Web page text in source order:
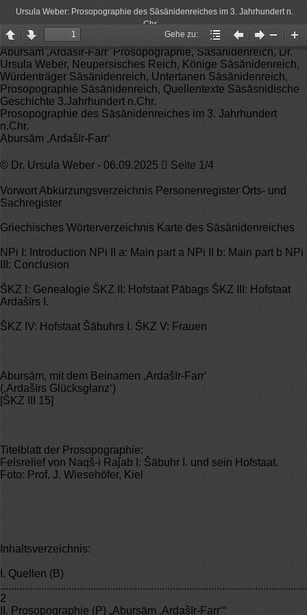
Ursula Weber: Prosopographie des Sāsānidenreiches im 3. Jahrhundert n.
Chr.
Page
up
Page
down
Zoom
Out
Gehe zu:
Gehe
zu:
Vorheriger
Artikel
Nächster
Artikel
Abursām ‚Ardašīr-Farr‘ Prosopographie, Sāsānidenreich, Dr.
Ursula Weber, Neupersisches Reich, Könige Sāsānidenreich,
Würdenträger Sāsānidenreich, Untertanen Sāsānidenreich,
Prosopographie Sāsānidenreich, Quellentexte Sāsāsnidische
Geschichte 3.Jahrhundert n.Chr.
Prosopographie des Sāsānidenreiches im 3. Jahrhundert
n.Chr.
Abursām ‚Ardašīr-Farr‘
© Dr. Ursula Weber - 06.09.2025  Seite 1/4
Vorwort Abkürzungsverzeichnis Personenregister Orts- und
Sachregister
Griechisches Wörterverzeichnis Karte des Sāsānidenreiches
NPi I: Introduction NPi II a: Main part a NPi II b: Main part b NPi
III: Conclusion
ŠKZ I: Genealogie ŠKZ II: Hofstaat Pābags ŠKZ III: Hofstaat
Ardašīrs I.
ŠKZ IV: Hofstaat Šābuhrs I. ŠKZ V: Frauen
Abursām, mit dem Beinamen ‚Ardašīr-Farr‘
(‚Ardašīrs Glücksglanz‘)
[ŠKZ III 15]
Titelblatt der Prosopographie:
Felsrelief von Naqš-i Raǰab I: Šābuhr I. und sein Hofstaat.
Foto: Prof. J. Wiesehöfer, Kiel
Inhaltsverzeichnis:
I. Quellen (B)
2
II. Prosopographie (P) „Abursām ‚Ardašīr-Farr‘“